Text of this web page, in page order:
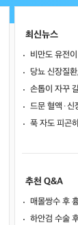
최신뉴스
추천 Q&A
매몰쌍수 후